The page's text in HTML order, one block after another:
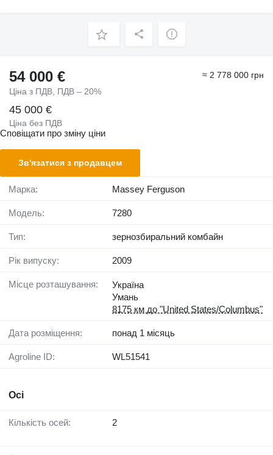
54 000 €
Ціна з ПДВ, ПДВ – 20%
≈ 2 778 000 грн
45 000 €
Ціна без ПДВ
Сповіщати про зміну ціни
Зв'язатися з продавцем
Марка: Massey Ferguson
Модель: 7280
Тип: зернозбиральний комбайн
Рік випуску: 2009
Місце розташування:
Україна
Умань
8175 км до "United States/Columbus"
Дата розміщення: понад 1 місяць
Agroline ID: WL51541
Осі
Кількість осей: 2